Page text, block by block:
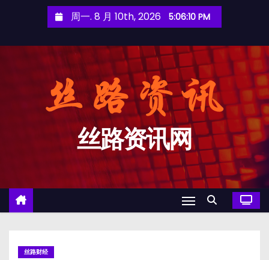
周一. 8 月 10th, 2026 5:06:10 PM
丝路资讯网
丝路财经